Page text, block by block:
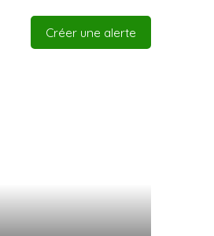
Créer une alerte